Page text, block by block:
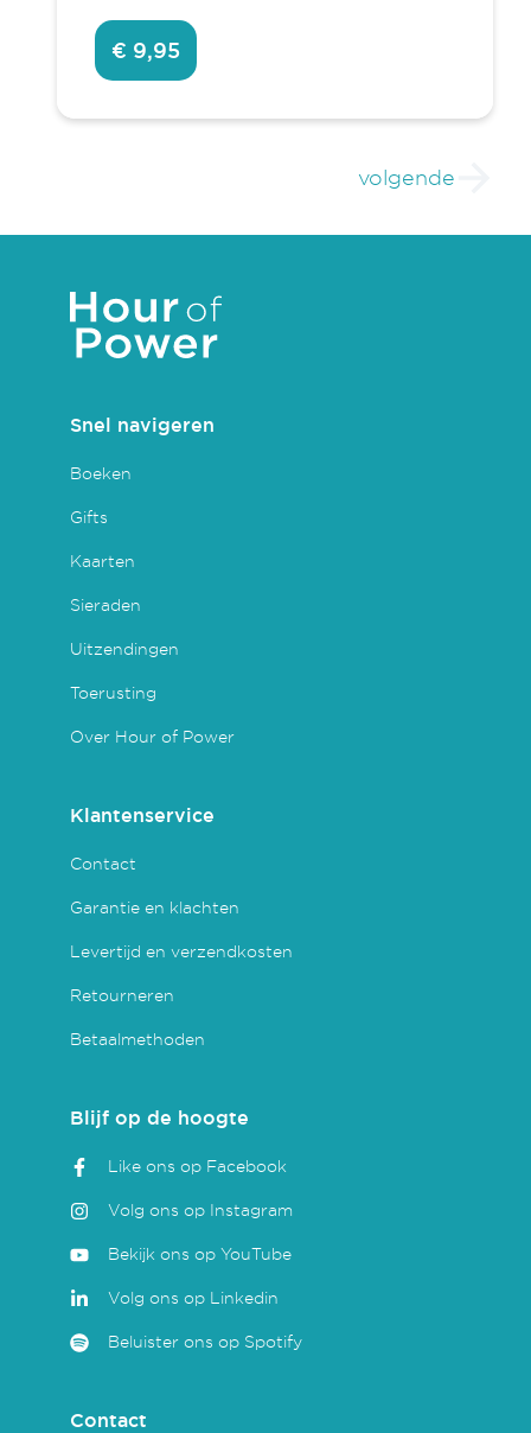
€ 9,95
volgende
Snel navigeren
Boeken
Gifts
Kaarten
Sieraden
Uitzendingen
Toerusting
Over Hour of Power
Klantenservice
Contact
Garantie en klachten
Levertijd en verzendkosten
Retourneren
Betaalmethoden
Blijf op de hoogte
Like ons op Facebook
Volg ons op Instagram
Bekijk ons op YouTube
Volg ons op Linkedin
Beluister ons op Spotify
Contact